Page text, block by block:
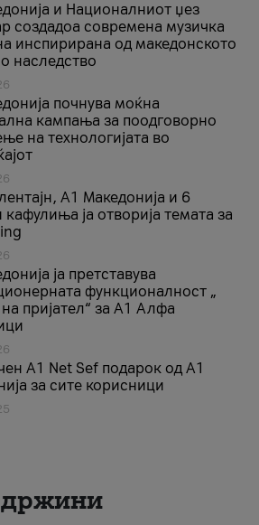
и Националниот џез
создадоа современа музичка
инспирирана од македонското
наследство
почнува моќна
кампања за поодговорно
на технологијата во
A1 Македонија и 6
кафулиња ја отворија темата за
ја претставува
функционалност „
пријател“ за А1 Алфа
A1 Net Sеf подарок од А1
за сите корисници